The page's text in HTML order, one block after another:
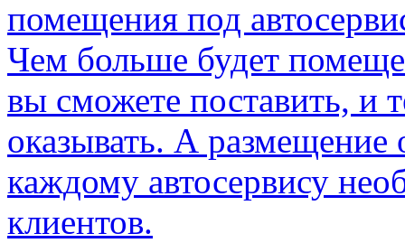
помещения под
Чем больше будет
вы сможете поставить, и
оказывать. А размещение
каждому автосервису
клиентов.